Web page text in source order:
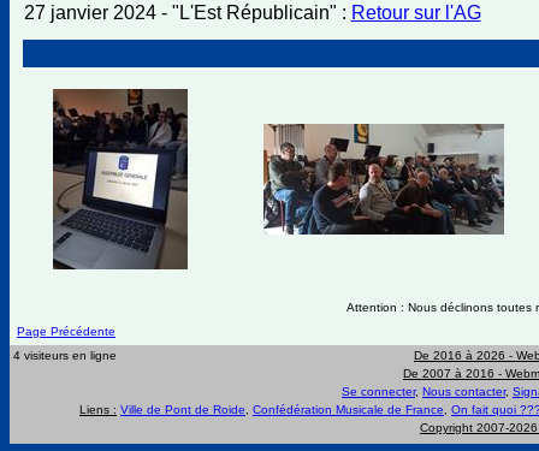
27 janvier 2024 - "L'Est Républicain" : Retour sur l'AG
Attention : Nous déclinons toutes
Page Précédente
4 visiteurs en ligne
De 2016 à 2026 -
De 2007 à 2016 -
Se connecter, Nous contacter,
Liens : Ville de Pont de Roide Confédération Musicale de France
On fait quoi
Copyright 2007-